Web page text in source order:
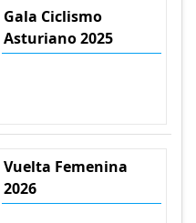
Gala Ciclismo
Asturiano 2025
Vuelta Femenina
2026